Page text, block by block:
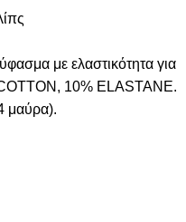
με ελαστικότητα για
10% ELASTANΕ.
μαύρα).